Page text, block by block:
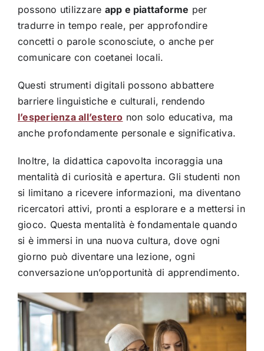
possono utilizzare app e piattaforme per
tradurre in tempo reale, per approfondire
concetti o parole sconosciute, o anche per
comunicare con coetanei locali.
Questi strumenti digitali possono abbattere
barriere linguistiche e culturali, rendendo
l’esperienza all’estero non solo educativa, ma
anche profondamente personale e significativa.
Inoltre, la didattica capovolta incoraggia una
mentalità di curiosità e apertura. Gli studenti non
si limitano a ricevere informazioni, ma diventano
ricercatori attivi, pronti a esplorare e a mettersi in
gioco. Questa mentalità è fondamentale quando
si è immersi in una nuova cultura, dove ogni
giorno può diventare una lezione, ogni
conversazione un’opportunità di apprendimento.